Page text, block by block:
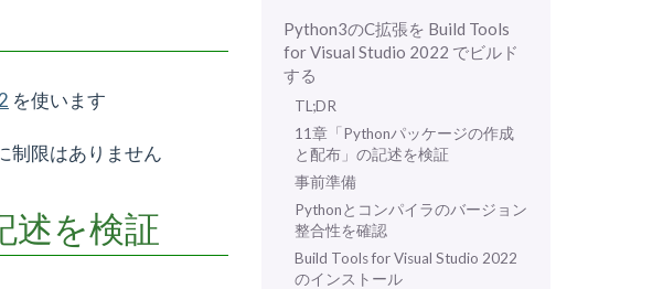
を使います
制限はありません
述を検証
Python3のC拡張を Build Tools
for Visual Studio 2022 でビルド
する
TL;DR
11章「Pythonパッケージの作成
と配布」の記述を検証
事前準備
Pythonとコンパイラのバージョン
整合性を確認
Build Tools for Visual Studio 2022
のインストール